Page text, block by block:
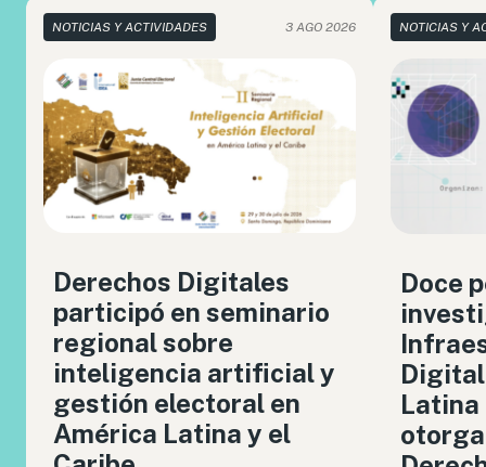
NOTICIAS Y ACTIVIDADES 3 AGO 2026
Derechos Digitales
participó en seminario
regional sobre
inteligencia artificial y
gestión electoral en
América Latina y el
NOTICIAS Y
Doce
Latina